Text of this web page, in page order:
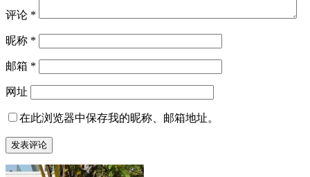
评论 *
昵称 *
邮箱 *
网址
在此浏览器中保存我的昵称、邮箱地址。